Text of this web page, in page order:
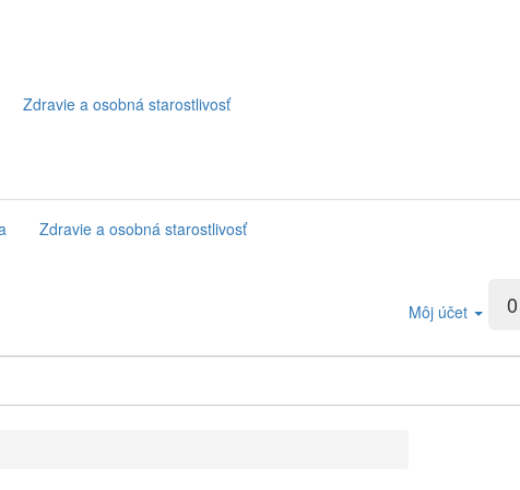
Zdravie a osobná starostlivosť
Zdravie a osobná starostlivosť
0
Môj účet